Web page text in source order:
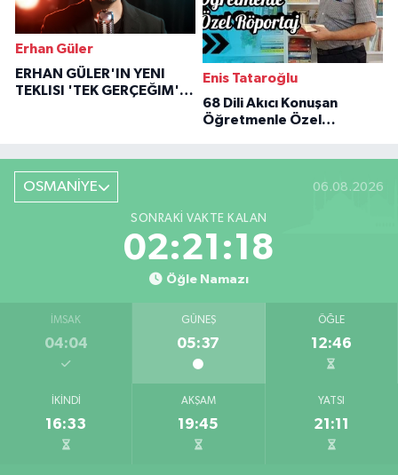
Erhan Güler
ERHAN GÜLER'IN YENI
TEKLISI 'TEK GERÇEĞIM'LE
Enis Tataroğlu
68 Dili Akıcı Konuşan
Öğretmenle Özel
OSMANİYE 06.08.2026
SONRAKI VAKTE KALAN
02:21:17
Öğle Namazı
İMSAK
04:04
GÜNEŞ
05:37
ÖĞLE
12:46
İKINDI
16:33
AKŞAM
19:45
YATSI
21:11